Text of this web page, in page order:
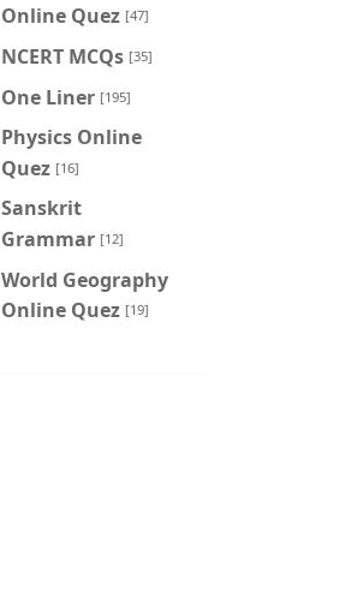
Online Quez [47]
NCERT MCQs [35]
One Liner [195]
Physics Online
Quez [16]
Sanskrit
Grammar [12]
World Geography
Online Quez [19]